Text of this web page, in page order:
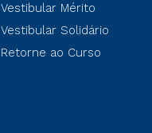
Vestibular Mérito
Vestibular Solidário
Retorne ao Curso